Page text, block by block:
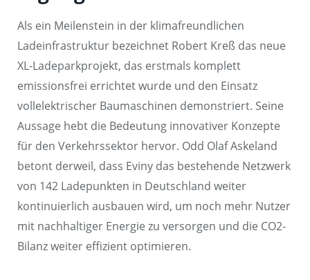
Als ein Meilenstein in der klimafreundlichen
Ladeinfrastruktur bezeichnet Robert Kreß das neue
XL-Ladeparkprojekt, das erstmals komplett
emissionsfrei errichtet wurde und den Einsatz
vollelektrischer Baumaschinen demonstriert. Seine
Aussage hebt die Bedeutung innovativer Konzepte
für den Verkehrssektor hervor. Odd Olaf Askeland
betont derweil, dass Eviny das bestehende Netzwerk
von 142 Ladepunkten in Deutschland weiter
kontinuierlich ausbauen wird, um noch mehr Nutzer
mit nachhaltiger Energie zu versorgen und die CO2-
Bilanz weiter effizient optimieren.